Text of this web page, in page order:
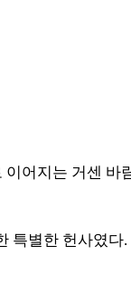
어지는 거센 바
특별한 헌사였다.